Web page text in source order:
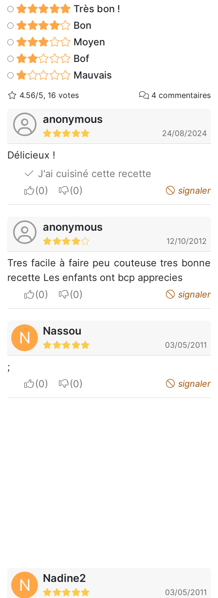
Très bon !
Bon
Moyen
Bof
Mauvais
4.56/5, 16 votes 4 commentaires
anonymous
24/08/2024
Délicieux !
J'ai cuisiné cette recette
I apreciateI do not appreciate signaler
anonymous
12/10/2012
Tres facile à faire peu couteuse tres bonne
recette Les enfants ont bcp apprecies
I apreciateI do not appreciate signaler
N Nassou
03/05/2011
;
I apreciateI do not appreciate signaler
N Nadine2
03/05/2011